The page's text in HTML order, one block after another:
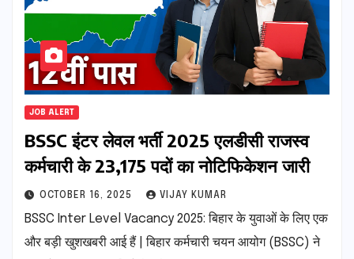
JOB ALERT
BSSC इंटर लेवल भर्ती 2025 एलडीसी राजस्व
कर्मचारी के 23,175 पदों का नोटिफिकेशन जारी
OCTOBER 16, 2025 VIJAY KUMAR
BSSC Inter Level Vacancy 2025: बिहार के युवाओं के लिए एक
और बड़ी खुशखबरी आई हैं | बिहार कर्मचारी चयन आयोग (BSSC) ने